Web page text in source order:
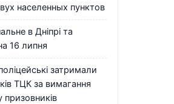
населенных пунктов
в Дніпрі та
16 липня
затримали
ТЦК за вимагання
призовників